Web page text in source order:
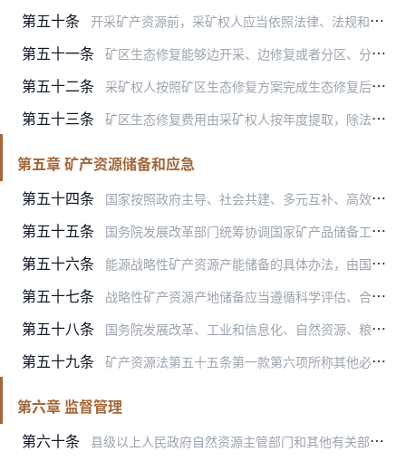
第五十条 开采矿产资源前，采矿权人应当依照法律、法规和国务院自然资源主管部门的规定以及矿业权出让合同编制矿区生态修复方案，随开采方案报原矿业权出让部门批准。矿区生态修复方…
第五十一条 矿区生态修复能够边开采、边修复或者分区、分期修复的，采矿权人应当根据矿山开采设计和工艺流程、开采进度、采矿用地范围和类型、安全生产条件以及土地损毁和生态破坏等情…
第五十二条 采矿权人按照矿区生态修复方案完成生态修复后，应当及时向矿区所在地县级以上地方人民政府自然资源主管部门申请验收；分区、分期完成生态修复的，应当分区、分期申请验收。
第五十三条 矿区生态修复费用由采矿权人按年度提取，除法律另有规定外，矿区生态修复费用不得被查封、冻结或者划拨。
第五章 矿产资源储备和应急
第五十四条
国家按照政府主导、社会共建、多元互补、高效协同的原则，构建产品储备、产能储备和产地储备相结合的战略性矿产资源储备体系，科学合理确定储备结构、规模和布局并动态调整…
第五十五条 国务院发展改革部门统筹协调国家矿产品储备工作，定期拟订储备规划和总量计划，动态调整储备品种规模；国务院粮食和物资储备部门组织实施中央政府矿产品储备的收储、轮换和…
第五十六条 能源战略性矿产资源产能储备的具体办法，由国务院能源主管部门会同国务院有关部门制定；其他战略性矿产资源产能储备的具体办法由国务院工业和信息化主管部门会同国务院有关…
第五十七条 战略性矿产资源产地储备应当遵循科学评估、合理布局、分级管理、动态调整的原则，结合国家矿产资源开发利用和安全保障等相关规划，统筹资源禀赋、开发利用技术条件、国内外…
第五十八条 国务院发展改革、工业和信息化、自然资源、粮食和物资储备、矿山安全监察等有关部门应当建立健全矿产资源供应安全预测预警工作体系，加强矿产资源供应安全相关数据信息共享…
第五十九条 矿产资源法第五十五条第一款第六项所称其他必要措施，包括但不限于直接组织矿产资源开采、加工、运输、供应，征用相关矿产品、矿产品储备设施、交通运输工具，按照供应保障…
第六章 监督管理
第六十条
县级以上人民政府自然资源主管部门和其他有关部门应当按照职责分工，加强对矿产资源勘查、开采和矿区生态修复等活动的监督检查，依法及时查处违法行为。